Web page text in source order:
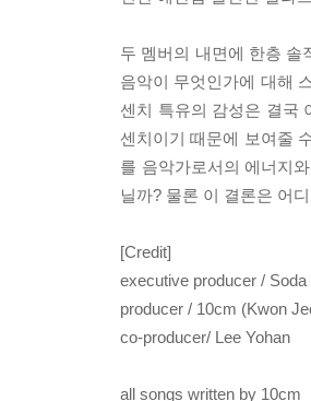
두 멤버의 내면에 한층 솔
음악이 무엇인가에 대해
센치 특유의 감성은 결국
센치이기 때문에 보여줄
를 음악가로서의 에너지
닐까? 물론 이 결론은 어
[Credit]
executive producer / Soda
producer / 10cm (Kwon
co-producer/ Lee Yohan
all songs written by 10cm